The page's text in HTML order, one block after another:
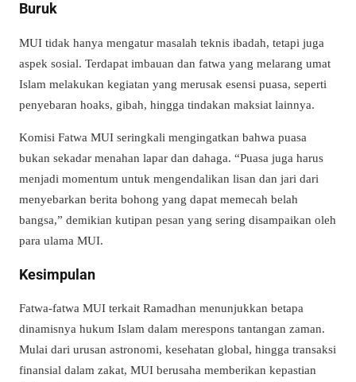
Buruk
MUI tidak hanya mengatur masalah teknis ibadah, tetapi juga
aspek sosial. Terdapat imbauan dan fatwa yang melarang umat
Islam melakukan kegiatan yang merusak esensi puasa, seperti
penyebaran hoaks, gibah, hingga tindakan maksiat lainnya.
Komisi Fatwa MUI seringkali mengingatkan bahwa puasa
bukan sekadar menahan lapar dan dahaga. “Puasa juga harus
menjadi momentum untuk mengendalikan lisan dan jari dari
menyebarkan berita bohong yang dapat memecah belah
bangsa,” demikian kutipan pesan yang sering disampaikan oleh
para ulama MUI.
Kesimpulan
Fatwa-fatwa MUI terkait Ramadhan menunjukkan betapa
dinamisnya hukum Islam dalam merespons tantangan zaman.
Mulai dari urusan astronomi, kesehatan global, hingga transaksi
finansial dalam zakat, MUI berusaha memberikan kepastian